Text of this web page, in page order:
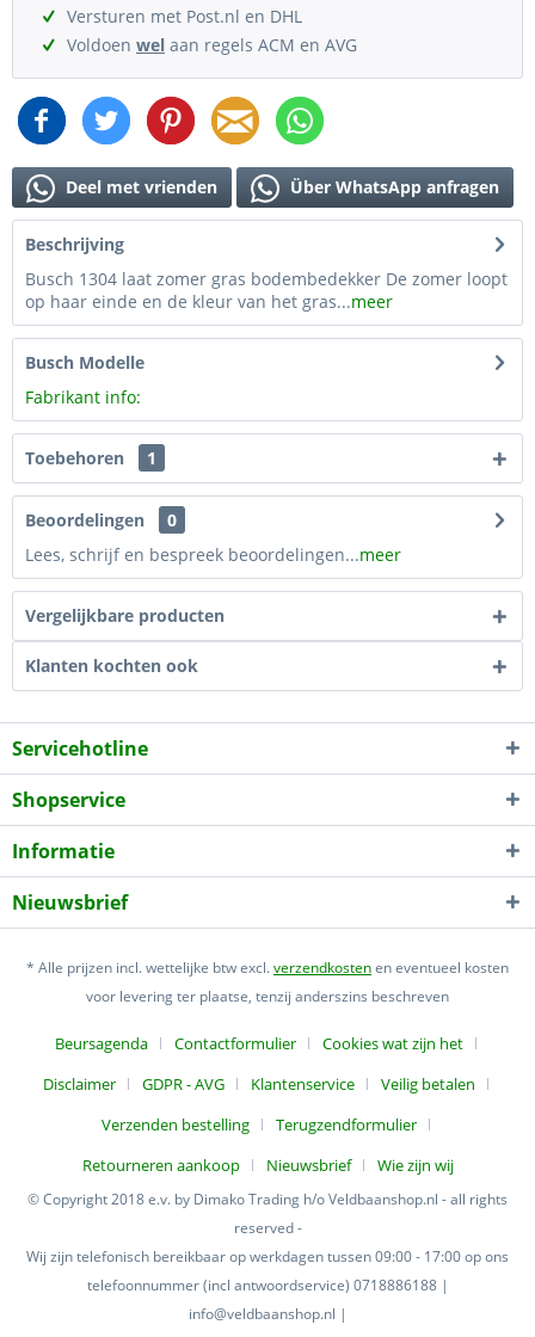
Versturen met Post.nl en DHL
Voldoen wel aan regels ACM en AVG
Deel met vrienden Über WhatsApp anfragen
Beschrijving
Busch 1304 laat zomer gras bodembedekker De zomer loopt
op haar einde en de kleur van het gras...meer
Busch Modelle
Fabrikant info:
Toebehoren 1
Beoordelingen
0
Lees, schrijf en bespreek beoordelingen...meer
Vergelijkbare producten
Klanten kochten ook
Servicehotline
Shopservice
Informatie
Nieuwsbrief
* Alle prijzen incl. wettelijke btw excl.verzendkostenen eventueel kosten
voor levering ter plaatse, tenzij anderszins beschreven
Beursagenda Contactformulier
Cookies wat zijn het
Disclaimer
GDPR - AVG Klantenservice
Veilig betalen
Verzenden bestelling
Terugzendformulier
Retourneren aankoop
Nieuwsbrief Wie zijn wij
© Copyright 2018 e.v. by Dimako Trading h/o Veldbaanshop.nl - all rights
reserved -
Wij zijn telefonisch bereikbaar op werkdagen tussen 09:00 - 17:00 op ons
telefoonnummer (incl antwoordservice) 0718886188 |
info@veldbaanshop.nl |